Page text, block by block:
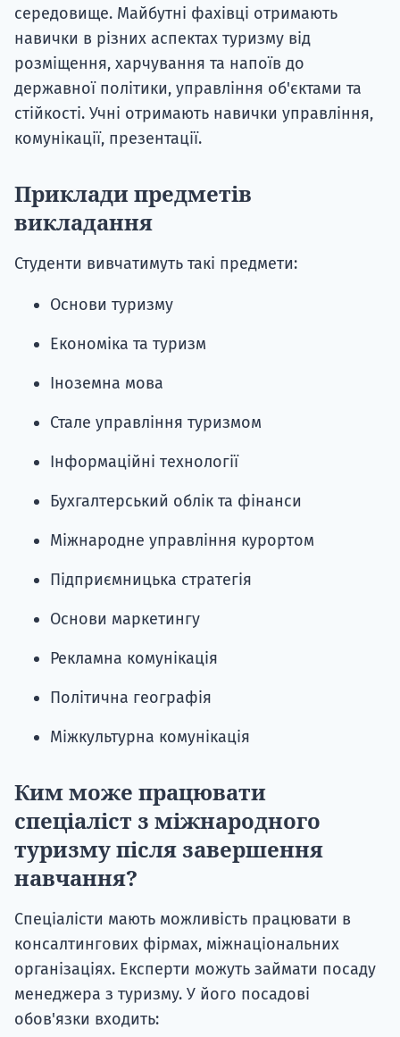
середовище. Майбутні фахівці отримають
навички в різних аспектах туризму від
розміщення, харчування та напоїв до
державної політики, управління об'єктами та
стійкості. Учні отримають навички управління,
комунікації, презентації.
Приклади предметів
викладання
Студенти вивчатимуть такі предмети:
Основи туризму
Економіка та туризм
Іноземна мова
Стале управління туризмом
Інформаційні технології
Бухгалтерський облік та фінанси
Міжнародне управління курортом
Підприємницька стратегія
Основи маркетингу
Рекламна комунікація
Політична географія
Міжкультурна комунікація
Ким може працювати
спеціаліст з міжнародного
туризму після завершення
навчання?
Спеціалісти мають можливість працювати в
консалтингових фірмах, міжнаціональних
організаціях. Експерти можуть займати посаду
менеджера з туризму. У його посадові
обов'язки входить: